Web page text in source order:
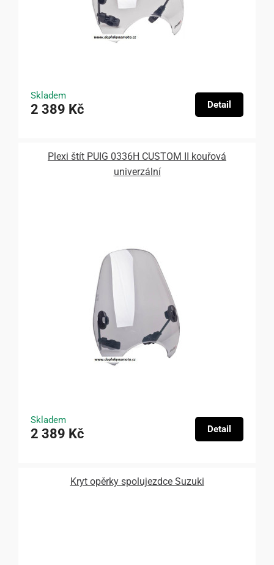
Skladem
2 389 Kč Detail
Plexi štít PUIG 0336H CUSTOM II kouřová
univerzální
Skladem
2 389 Kč Detail
Kryt opěrky spolujezdce Suzuki